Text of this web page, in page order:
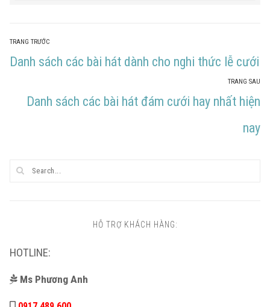
TRANG TRƯỚC
Danh sách các bài hát dành cho nghi thức lễ cưới
TRANG SAU
Danh sách các bài hát đám cưới hay nhất hiện
nay
HỖ TRỢ KHÁCH HÀNG:
HOTLINE:
Ms Phương Anh